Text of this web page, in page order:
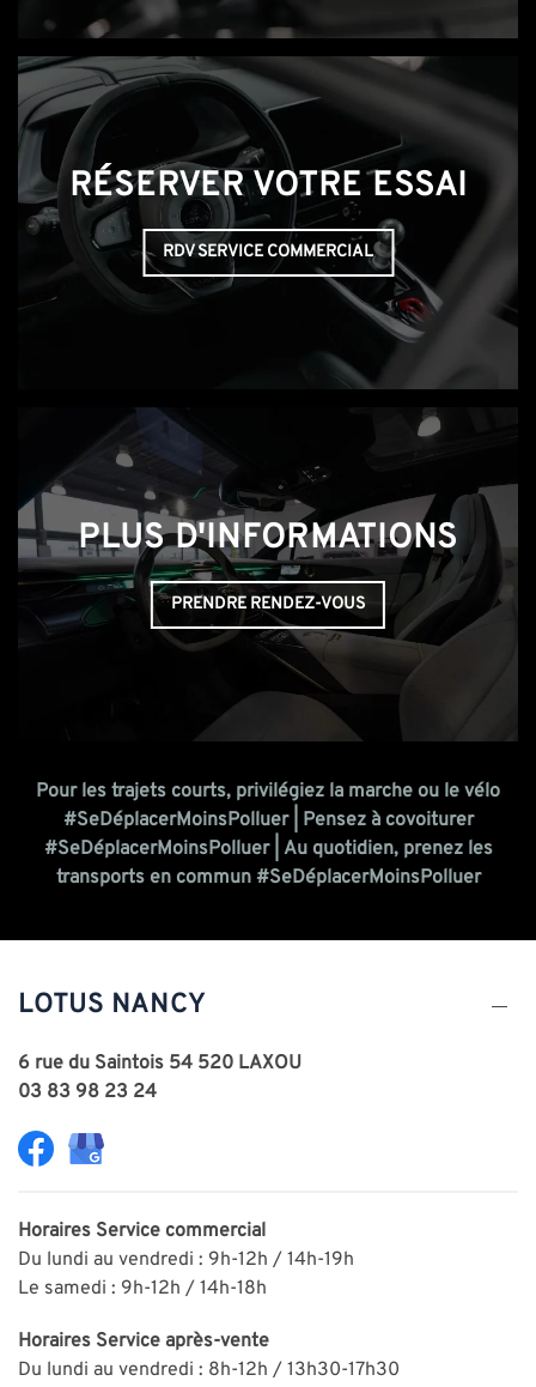
RÉSERVER VOTRE ESSAI
RDV SERVICE COMMERCIAL
PLUS D'INFORMATIONS
PRENDRE RENDEZ-VOUS
Pour les trajets courts, privilégiez la marche ou le vélo
#SeDéplacerMoinsPolluer | Pensez à covoiturer
#SeDéplacerMoinsPolluer | Au quotidien, prenez les
transports en commun #SeDéplacerMoinsPolluer
LOTUS NANCY
6 rue du Saintois 54 520 LAXOU
03 83 98 23 24
Horaires Service commercial
Du lundi au vendredi : 9h-12h / 14h-19h
Le samedi : 9h-12h / 14h-18h
Horaires Service après-vente
Du lundi au vendredi : 8h-12h / 13h30-17h30